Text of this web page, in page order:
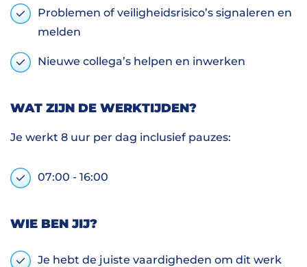
Problemen of veiligheidsrisico’s signaleren en
melden
Nieuwe collega’s helpen en inwerken
WAT ZIJN DE WERKTIJDEN?
Je werkt 8 uur per dag inclusief pauzes:
07:00 - 16:00
WIE BEN JIJ?
Je hebt de juiste vaardigheden om dit werk